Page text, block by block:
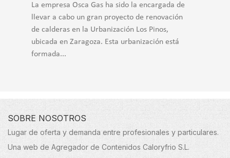
La empresa Osca Gas ha sido la encargada de
llevar a cabo un gran proyecto de renovación
de calderas en la Urbanización Los Pinos,
ubicada en Zaragoza. Esta urbanización está
formada...
SOBRE NOSOTROS
Lugar de oferta y demanda entre profesionales y particulares.
Una web de Agregador de Contenidos Caloryfrio S.L.